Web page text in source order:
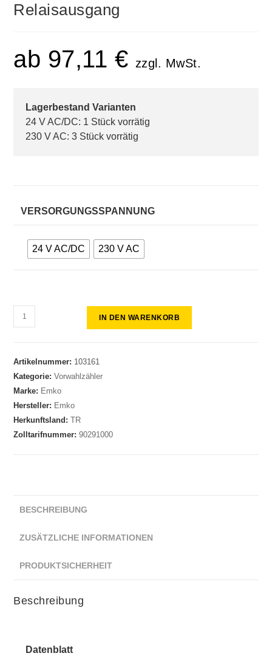
Relaisausgang
ab 97,11 € zzgl. MwSt.
Lagerbestand Varianten
24 V AC/DC: 1 Stück vorrätig
230 V AC: 3 Stück vorrätig
VERSORGUNGSSPANNUNG
24 V AC/DC 230 V AC
IN DEN WARENKORB
Artikelnummer: 103161
Kategorie:Vorwahlzähler
Marke: Emko
Hersteller: Emko
Herkunftsland:TR
Zolltarifnummer:90291000
BESCHREIBUNG
ZUSÄTZLICHE INFORMATIONEN
PRODUKTSICHERHEIT
Beschreibung
Datenblatt